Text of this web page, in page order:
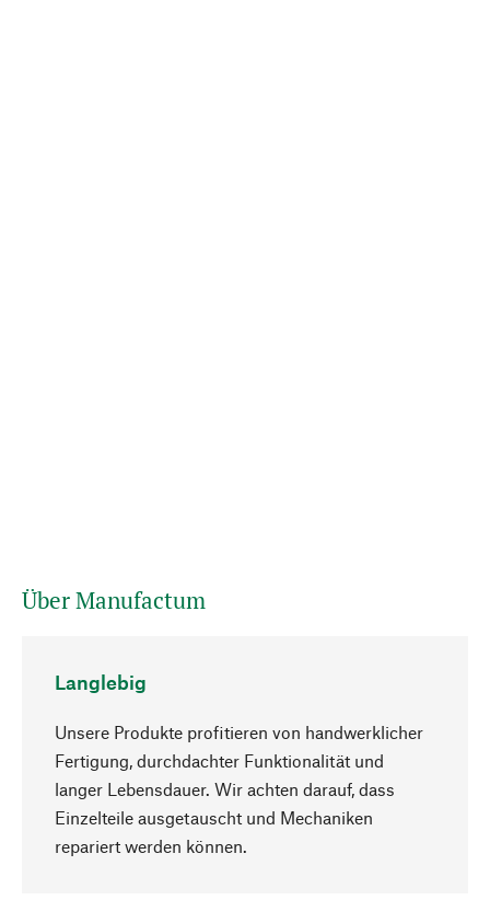
Über Manufactum
Langlebig
Unsere Produkte profitieren von handwerklicher
Fertigung, durchdachter Funktionalität und
langer Lebensdauer. Wir achten darauf, dass
Einzelteile ausgetauscht und Mechaniken
repariert werden können.